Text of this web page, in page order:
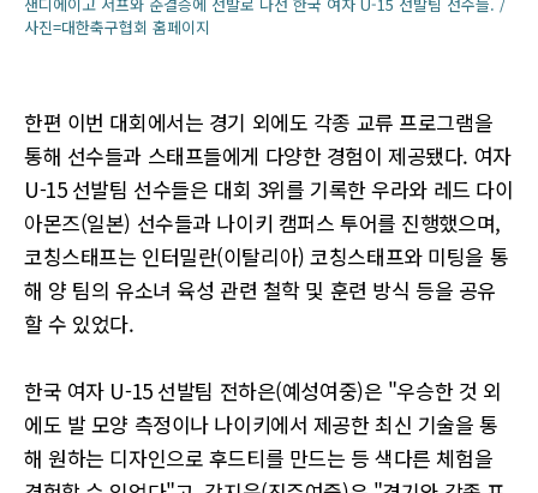
사진=대한축구협회 홈페이지
한편 이번 대회에서는 경기 외에도 각종 교류 프로그램을
통해 선수들과 스태프들에게 다양한 경험이 제공됐다. 여자
U-15 선발팀 선수들은 대회 3위를 기록한 우라와 레드 다이
아몬즈(일본) 선수들과 나이키 캠퍼스 투어를 진행했으며,
코칭스태프는 인터밀란(이탈리아) 코칭스태프와 미팅을 통
해 양 팀의 유소녀 육성 관련 철학 및 훈련 방식 등을 공유
할 수 있었다.
한국 여자 U-15 선발팀 전하은(예성여중)은 "우승한 것 외
에도 발 모양 측정이나 나이키에서 제공한 최신 기술을 통
해 원하는 디자인으로 후드티를 만드는 등 색다른 체험을